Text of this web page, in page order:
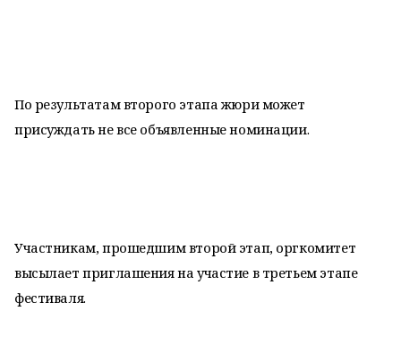
По результатам второго этапа жюри может
присуждать не все объявленные номинации.
Участникам, прошедшим второй этап, оргкомитет
высылает приглашения на участие в третьем этапе
фестиваля.